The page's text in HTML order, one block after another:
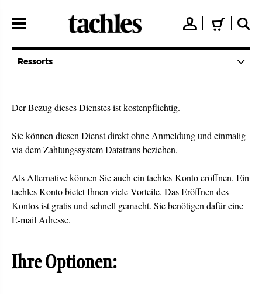
zum
👤 🛒 🔍
Ressorts
Der Bezug dieses Dienstes ist kostenpflichtig.
Sie können diesen Dienst direkt ohne Anmeldung und einmalig
via dem Zahlungssystem Datatrans beziehen.
Als Alternative können Sie auch ein tachles-Konto eröffnen. Ein
tachles Konto bietet Ihnen viele Vorteile. Das Eröffnen des
Kontos ist gratis und schnell gemacht. Sie benötigen dafür eine
E-mail Adresse.
Ihre Optionen: